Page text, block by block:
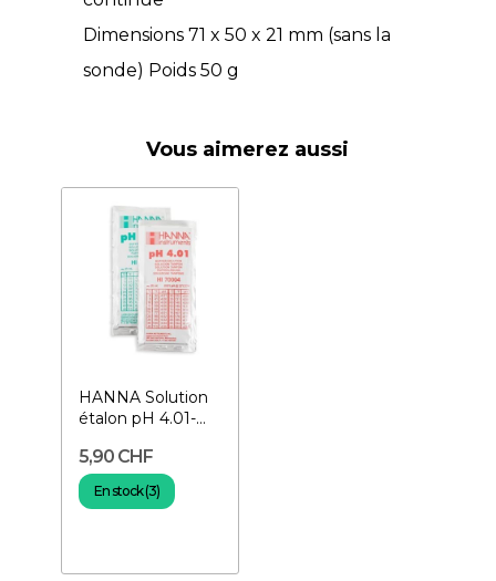
Dimensions 71 x 50 x 21 mm (sans la
sonde) Poids 50 g
Vous aimerez aussi
HANNA Solution
étalon pH 4.01-
20ml
5,90 CHF
En stock (3)